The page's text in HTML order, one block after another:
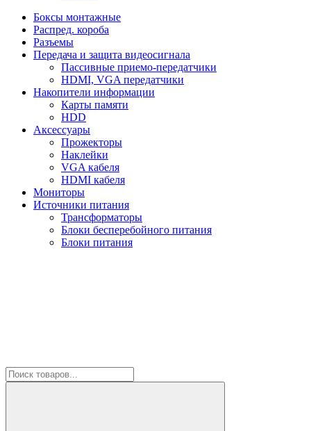
Боксы монтажные
Распред. короба
Разъемы
Передача и защита видеосигнала
Пассивные приемо-передатчики
HDMI, VGA передатчики
Накопители информации
Карты памяти
HDD
Аксессуары
Прожекторы
Наклейки
VGA кабеля
HDMI кабеля
Мониторы
Источники питания
Трансформаторы
Блоки бесперебойного питания
Блоки питания